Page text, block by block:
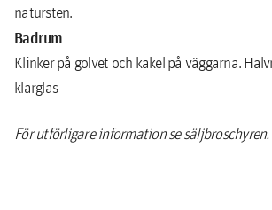
natursten.
Badrum
Klinker på golvet och kakel på väggarna.
klarglas
För utförligare information se säljbroschyren.